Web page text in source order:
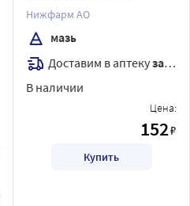
Нижфарм АО
мазь
Доставим в аптекузавтра
В наличии
Цена:
152₽
Купить